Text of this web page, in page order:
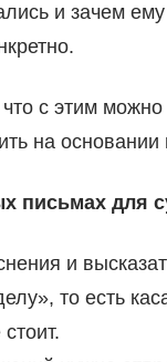
и зачем
с этим
на
письмах для
и
то есть